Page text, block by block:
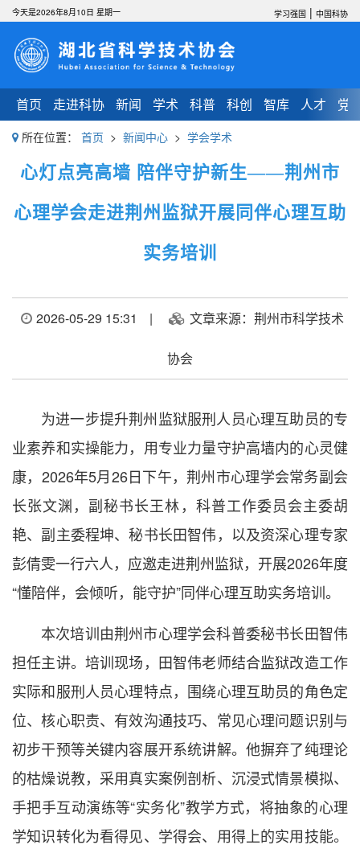
首页 走进科协 新闻 学术 科普 科创 智库 人才 党
今天是2026年8月10日 星期一 学习强国 | 中国科协
所在位置： 首页 > 新闻中心 > 学会学术
心灯点亮高墙 陪伴守护新生——荆州市
心理学会走进荆州监狱开展同伴心理互助
实务培训
2026-05-29 15:31 | 文章来源：荆州市科学技术
协会
为进一步提升荆州监狱服刑人员心理互助员的专
业素养和实操能力，用专业力量守护高墙内的心灵健
康，2026年5月26日下午，荆州市心理学会常务副会
长张文渊，副秘书长王林，科普工作委员会主委胡
艳、副主委程坤、秘书长田智伟，以及资深心理专家
彭倩雯一行六人，应邀走进荆州监狱，开展2026年度
“懂陪伴，会倾听，能守护”同伴心理互助实务培训。
本次培训由荆州市心理学会科普委秘书长田智伟
担任主讲。培训现场，田智伟老师结合监狱改造工作
实际和服刑人员心理特点，围绕心理互助员的角色定
位、核心职责、有效沟通技巧、常见心理问题识别与
初步干预等关键内容展开系统讲解。他摒弃了纯理论
的枯燥说教，采用真实案例剖析、沉浸式情景模拟、
手把手互动演练等“实务化”教学方式，将抽象的心理
学知识转化为看得见、学得会、用得上的实用技能。